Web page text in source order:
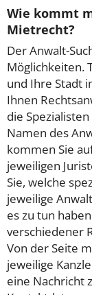
Wie kommt
Mietrecht?
Der Anwalt-
Möglichkeiten.
und Ihre Stadt
Ihnen
die
Namen des
kommen Sie
jeweiligen
Sie, welche
jeweilige
es zu tun
verschiedener
Von der Seite
jeweilige
eine Nachricht